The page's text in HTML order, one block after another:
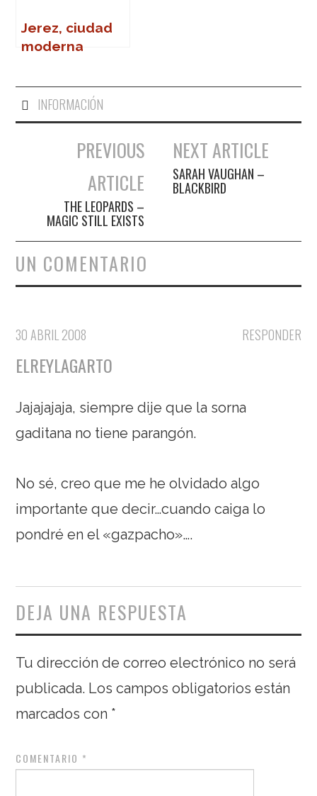
Jerez, ciudad
moderna
INFORMACIÓN
Navegación de entradas
PREVIOUS
ARTICLE
THE LEOPARDS –
MAGIC STILL EXISTS
NEXT ARTICLE
SARAH VAUGHAN –
BLACKBIRD
UN COMENTARIO
RESPONDER
30 ABRIL 2008
ELREYLAGARTO
Jajajajaja, siempre dije que la sorna
gaditana no tiene parangón.
No sé, creo que me he olvidado algo
importante que decir…cuando caiga lo
pondré en el «gazpacho»….
DEJA UNA RESPUESTA
Tu dirección de correo electrónico no será
publicada. Los campos obligatorios están
marcados con *
COMENTARIO *